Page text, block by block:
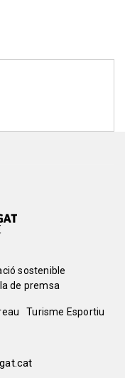
sostenible
de premsa
Turisme Esportiu